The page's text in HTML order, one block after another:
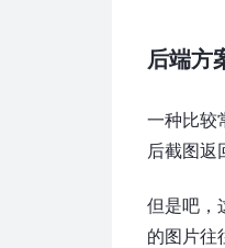
后端方
一种比较
后截图返
但是吧，
的图片往